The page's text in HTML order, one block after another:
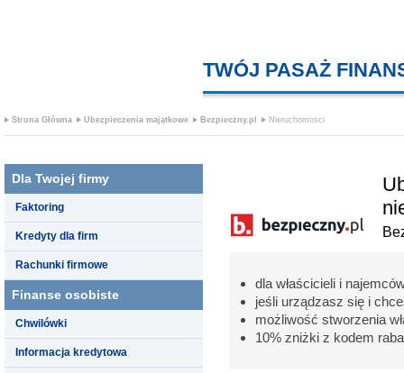
TWÓJ PASAŻ
Strona Główna Ubezpieczenia majątkowe Bezpieczny.pl Nieruchomosci
Dla Twojej firmy
Faktoring
Kredyty dla firm
Rachunki firmowe
Finanse osobiste
Chwilówki
Informacja kredytowa
dla właścicieli i
jeśli urządzasz się i
możliwość stworzenia
10% zniżki z kodem